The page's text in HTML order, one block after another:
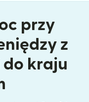
przy
z
do kraju